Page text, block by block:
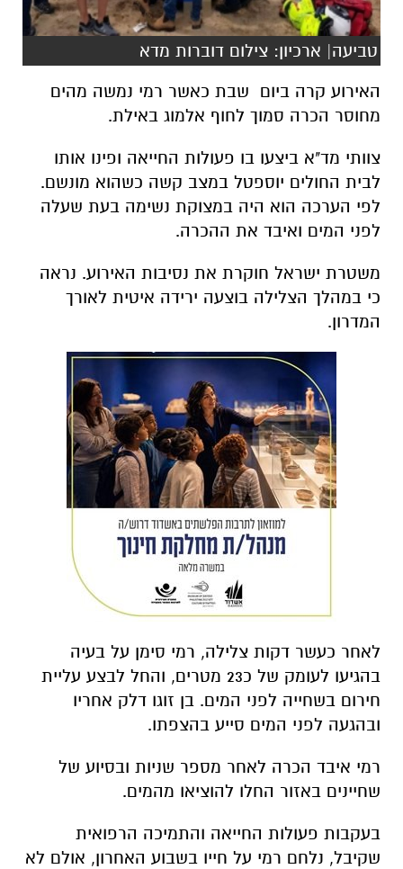
טביעה| ארכיון: צילום דוברות מדא
האירוע קרה ביום שבת כאשר רמי נמשה מהים
מחוסר הכרה סמוך לחוף אלמוג באילת.
צוותי מד"א ביצעו בו פעולות החייאה ופינו אותו
לבית החולים יוספטל במצב קשה כשהוא מונשם.
לפי הערכה הוא היה במצוקת נשימה בעת שעלה
לפני המים ואיבד את ההכרה.
משטרת ישראל חוקרת את נסיבות האירוע. נראה
כי במהלך הצלילה בוצעה ירידה איטית לאורך
המדרון.
לאחר כעשר דקות צלילה, רמי סימן על בעיה
בהגיעו לעומק של כ23 מטרים, והחל לבצע עליית
חירום בשחייה לפני המים. בן זוגו דלק אחריו
ובהגעה לפני המים סייע בהצפתו.
רמי איבד הכרה לאחר מספר שניות ובסיוע של
שחיינים באזור החלו להוציאו מהמים.
בעקבות פעולות החייאה והתמיכה הרפואית
שקיבל, נלחם רמי על חייו בשבוע האחרון, אולם לא